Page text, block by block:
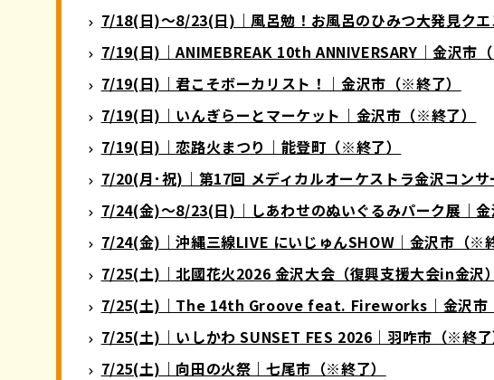
7/18(日)〜8/23(日)｜風呂勉！お風呂のひみつ大発見ク
7/19(日)｜ANIMEBREAK 10th ANNIVERSARY｜金沢市（
7/19(日)｜君こそボーカリスト！｜金沢市（※終了）
7/19(日)｜いんぎらーとマーケット｜金沢市（※終了）
7/19(日)｜恋路火まつり｜能登町（※終了）
7/20(月･祝)｜第17回 メディカルオーケストラ金沢コンサ
7/24(金)〜8/23(日)｜しあわせのぬいぐるみパーク展｜金
7/24(金)｜沖縄三線LIVE にいじゅんSHOW｜金沢市（※終
7/25(土)｜北國花火2026 金沢大会（復興支援大会in金沢
7/25(土)｜The 14th Groove feat. Fireworks｜金沢市
7/25(土)｜いしかわ SUNSET FES 2026｜羽咋市（※終了
7/25(土)｜向田の火祭｜七尾市（※終了）